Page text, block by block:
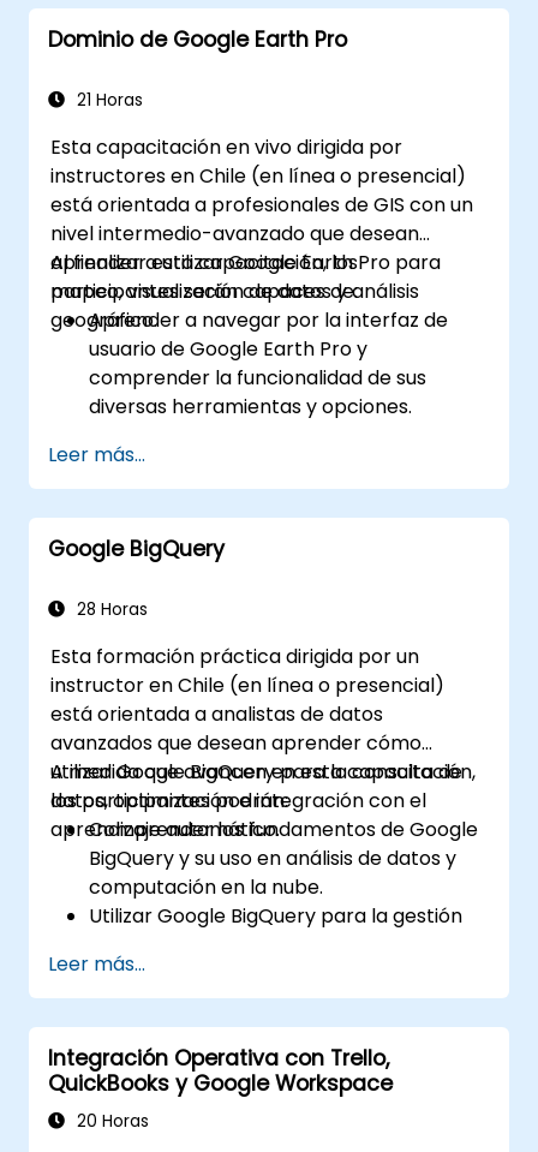
Dominio de Google Earth Pro
21 Horas
Esta capacitación en vivo dirigida por
instructores en Chile (en línea o presencial)
está orientada a profesionales de GIS con un
nivel intermedio-avanzado que desean
aprender a utilizar Google Earth Pro para
mapeo, visualización de datos y análisis
geográfico.
Al finalizar esta capacitación, los
participantes serán capaces de:
Aprender a navegar por la interfaz de
usuario de Google Earth Pro y
comprender la funcionalidad de sus
diversas herramientas y opciones.
terráqueo utilizando Google Earth Pro,
incluyendo el uso de funciones de
búsqueda, coordenadas y diversos modos
de visualización.
rutas y polígonos para marcar y analizar
Utilizar Google Earth Pro para una
visualización avanzada, incluyendo
edificios en 3D, imágenes históricas e
integración con Street View.
Leer más...
Google BigQuery
28 Horas
Esta formación práctica dirigida por un
instructor en Chile (en línea o presencial)
está orientada a analistas de datos
avanzados que desean aprender cómo
utilizar Google BigQuery para la consulta de
datos, optimización e integración con el
aprendizaje automático.
A medida que avancen en esta capacitación,
los participantes podrán:
Comprender los fundamentos de Google
BigQuery y su uso en análisis de datos y
computación en la nube.
Utilizar Google BigQuery para la gestión
Implementar estrategias de optimización
de consultas para mejorar el rendimiento.
Integrar BigQuery con otros servicios de
Google Cloud.
Leer más...
Integración Operativa con Trello,
QuickBooks y Google Workspace
20 Horas